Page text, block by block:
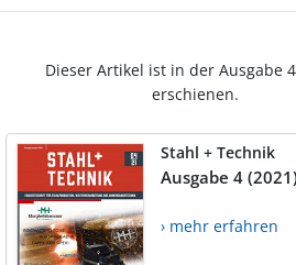
Dieser Artikel ist in der Ausgabe
erschienen.
Stahl + Technik
Ausgabe 4
› mehr erfahren